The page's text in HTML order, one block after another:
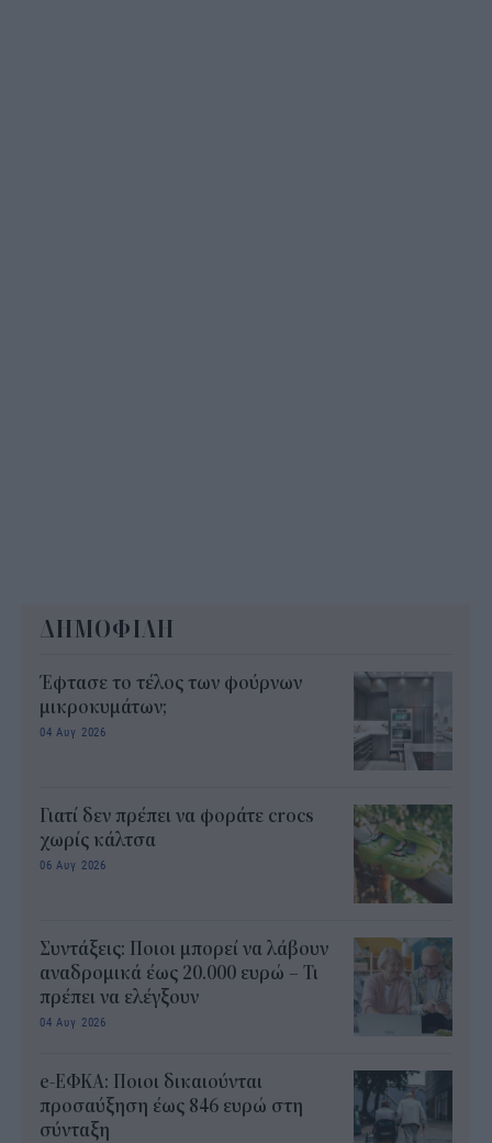
ΔΗΜΟΦΙΛΗ
Έφτασε το τέλος των φούρνων
μικροκυμάτων;
04 Αυγ 2026
Γιατί δεν πρέπει να φοράτε crocs
χωρίς κάλτσα
06 Αυγ 2026
Συντάξεις: Ποιοι μπορεί να λάβουν
αναδρομικά έως 20.000 ευρώ – Τι
πρέπει να ελέγξουν
04 Αυγ 2026
e-ΕΦΚΑ: Ποιοι δικαιούνται
προσαύξηση έως 846 ευρώ στη
σύνταξη